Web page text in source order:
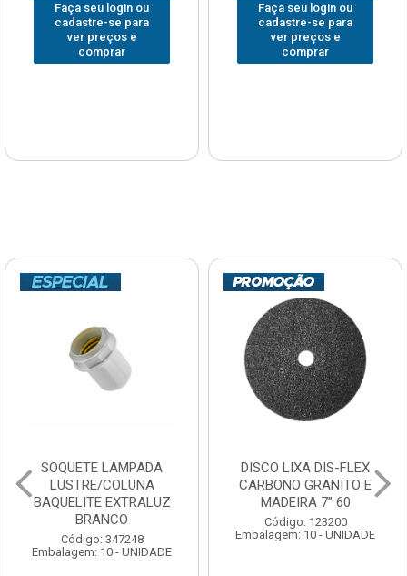
Faça seu login ou
cadastre-se para
ver preços e
comprar
Faça seu login ou
cadastre-se para
ver preços e
comprar
SOQUETE LAMPADA
LUSTRE/COLUNA
BAQUELITE EXTRALUZ
BRANCO
Código: 347248
Embalagem: 10 - UNIDADE
DISCO LIXA DIS-FLEX
CARBONO GRANITO E
MADEIRA 7” 60
Código: 123200
Embalagem: 10 - UNIDADE